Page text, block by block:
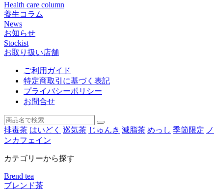
Health care column
養生コラム
News
お知らせ
Stockist
お取り扱い店舗
ご利用ガイド
特定商取引に基づく表記
プライバシーポリシー
お問合せ
排毒茶 はいどく 巡気茶 じゅんき 滅脂茶 めっし 季節限定 ノ
ンカフェイン
カテゴリーから探す
Brend tea
ブレンド茶